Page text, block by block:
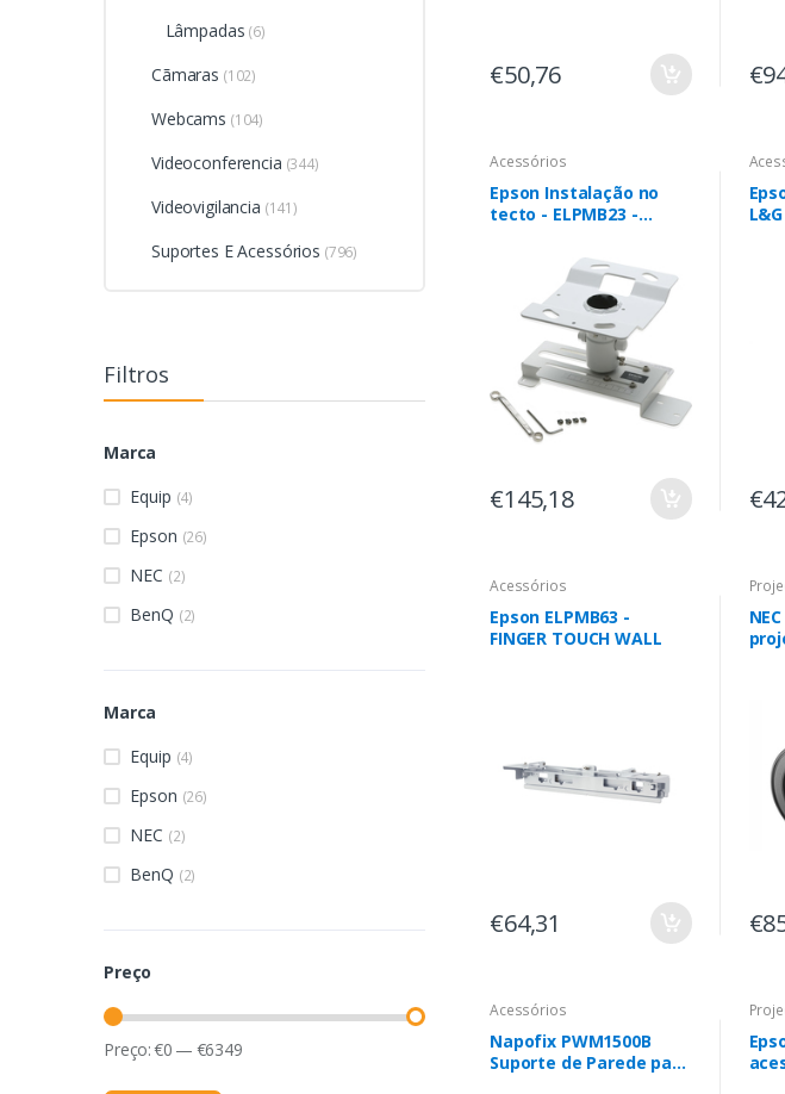
Lâmpadas (6)
Cãmaras (102)
Webcams (104)
Videoconferencia (344)
Videovigilancia (141)
Suportes E Acessórios (796)
Filtros
Marca
Equip (4)
Epson (26)
NEC (2)
BenQ (2)
Marca
Equip (4)
Epson (26)
NEC (2)
BenQ (2)
Preço
Preço:€0 — €6349
€50,76
Acessórios
Epson Instalação no
tecto - ELPMB23 -
€145,18
Acessórios
Epson ELPMB63 -
FINGER TOUCH WALL
€64,31
Acessórios
Napofix PWM1500B
Suporte de Parede para